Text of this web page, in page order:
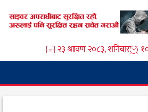
२३ श्रावण २०८३, शनिबार